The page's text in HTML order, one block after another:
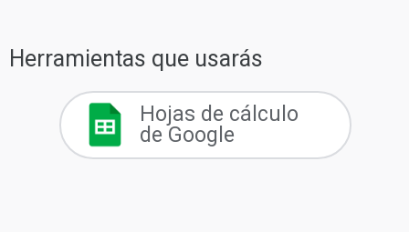
Herramientas que usarás
Hojas de cálculo
de Google